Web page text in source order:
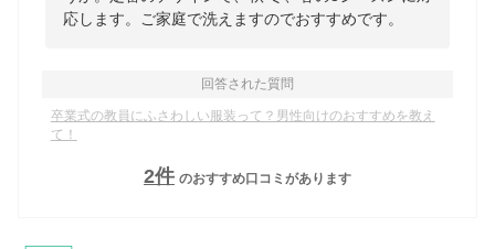
応します。ご家庭で洗えますのでおすすめです。
回答された質問
卒業式の教員にふさわしい服装って？男性向けのおすすめを教え
て！
2件 のおすすめ口コミがあります